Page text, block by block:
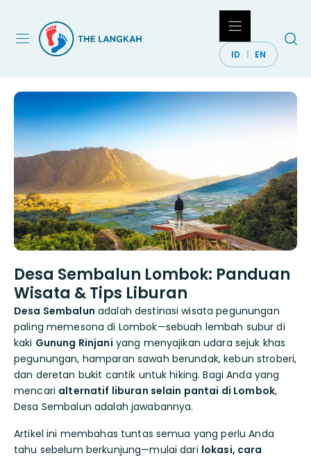
ID EN
Desa Sembalun Lombok: Panduan
Wisata & Tips Liburan
Desa Sembalun adalah destinasi wisata pegunungan
paling memesona di Lombok—sebuah lembah subur di
kaki Gunung Rinjani yang menyajikan udara sejuk khas
pegunungan, hamparan sawah berundak, kebun stroberi,
dan deretan bukit cantik untuk hiking. Bagi Anda yang
mencari alternatif liburan selain pantai di Lombok,
Desa Sembalun adalah jawabannya.
Artikel ini membahas tuntas semua yang perlu Anda
tahu sebelum berkunjung—mulai dari lokasi, cara